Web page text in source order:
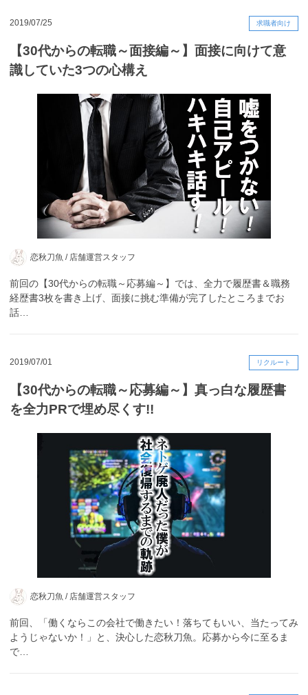
2019/07/25 求職者向け
【30代からの転職～面接編～】面接に向けて意
識していた3つの心構え
恋秋刀魚 / 店舗運営スタッフ
前回の【30代からの転職～応募編～】では、全力で履歴書＆職務
経歴書3枚を書き上げ、面接に挑む準備が完了したところまでお
話…
2019/07/01 リクルート
【30代からの転職～応募編～】真っ白な履歴書
を全力PRで埋め尽くす!!
恋秋刀魚 / 店舗運営スタッフ
前回、「働くならこの会社で働きたい！落ちてもいい、当たってみ
ようじゃないか！」と、決心した恋秋刀魚。応募から今に至るま
で…